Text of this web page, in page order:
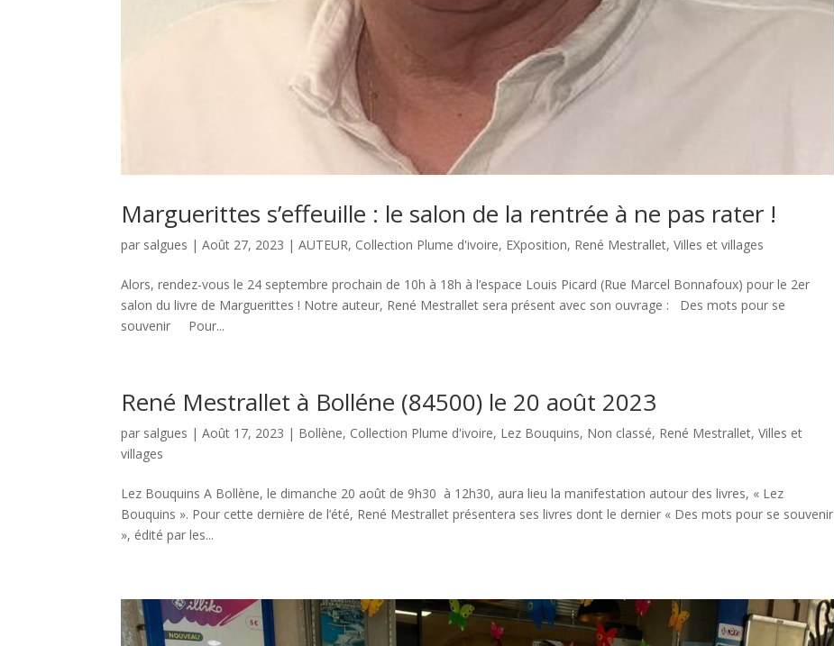
Marguerittes s’effeuille : le salon de la rentrée à ne pas rater !
par salgues |Août 27, 2023 |AUTEUR, Collection Plume d'ivoire, EXposition, René Mestrallet,Villes et villages
Alors, rendez-vous le 24 septembre prochain de 10h à 18h à l’espace Louis Picard (Rue Marcel Bonnafoux) pour le 2er
salon du livre de Marguerittes ! Notre auteur, René Mestrallet sera présent avec son ouvrage : Des mots pour se
souvenir Pour...
René Mestrallet à Bolléne (84500) le 20 août 2023
par salgues |Août 17, 2023 | Bollène, Collection Plume d'ivoire, Lez Bouquins, Non classé, René Mestrallet,Villes et
villages
Lez Bouquins A Bollène, le dimanche 20 août de 9h30 à 12h30, aura lieu la manifestation autour des livres, « Lez
Bouquins ». Pour cette dernière de l’été, René Mestrallet présentera ses livres dont le dernier « Des mots pour se souvenir
», édité par les...